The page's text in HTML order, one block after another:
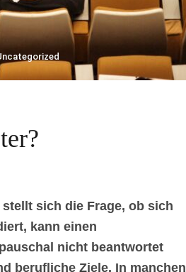
sich die Frage, ob sich
kann einen
nicht beantwortet
berufliche Ziele. In manchen